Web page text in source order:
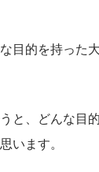
目的を持った
と、どんな目
います。